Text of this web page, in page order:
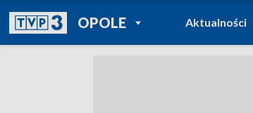
OPOLEPOWRÓT DO
TVP REGIONY
Aktualności